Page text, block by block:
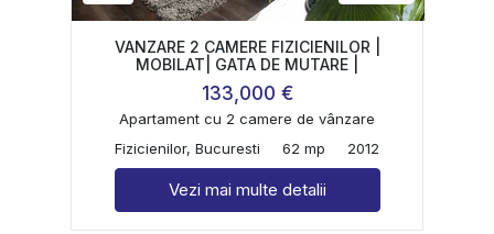
VANZARE 2 CAMERE FIZICIENILOR |
MOBILAT| GATA DE MUTARE |
133,000 €
Apartament cu 2 camere de vânzare
Fizicienilor, Bucuresti
62 mp 2012
Vezi mai multe detalii